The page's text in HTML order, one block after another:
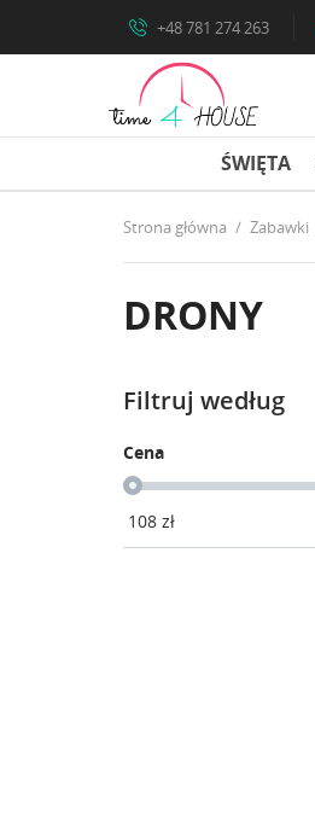
+48 781 274 263
ŚWIĘTA
Strona główna Zabawki
DRONY
Filtruj według
Cena
108 zł